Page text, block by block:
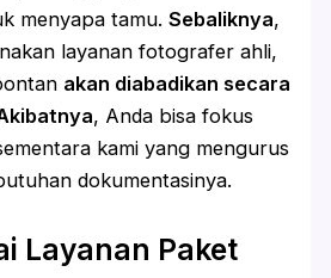
menyapa tamu. Sebaliknya,
layanan fotografer ahli,
akan diabadikan secara
, Anda bisa fokus
kami yang mengurus
dokumentasinya.
Layanan Paket